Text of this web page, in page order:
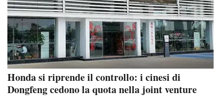
Honda si riprende il controllo: i cinesi di
Dongfeng cedono la quota nella joint venture